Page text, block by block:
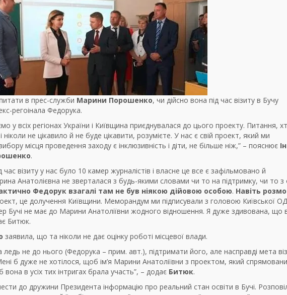
в прес-служби Марини Порошенко, чи дійсно вона під час візиту в Бучу
регоінала Федорука.
у всіх регіонах України і Київщина приєднувалася до цього проекту. Питання,
не цікавило й не буде цікавити, розумієте. У нас є свій проект, який ми
місця проведення заходу є інклюзивність і діти, не більше ніж,” – пояснює
.
візиту у нас було 10 камер журналістів і власне це все є зафільмовано й
Анатолієвна не зверталася з будь-якими словами чи то на підтримку, чи то з
Федорук взагалі там не був ніякою дійовою особою. Навіть
це долучення Київщини. Меморандум ми підписували з головою Київської
Бучі не має до Марини Анатоліївни жодного відношення. Я дуже здивована, що
Битюк.
заявила, що та ніколи не дає оцінку роботі місцевої влади.
не до нього (Федорука – прим. авт.), підтримати його, але насправді мета
б дуже не хотілося, щоб ім’я Марини Анатоліївни з проектом, який
в усіх тих інтригах брала участь”, – додає Битюк.
до дружини Президента інформацію про реальний стан освіти в Бучі.